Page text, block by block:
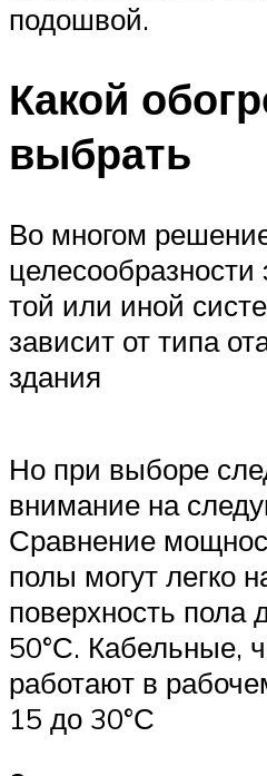
подошвой.
Какой
выбрать
Во многом
целесообразности
той или иной
зависит от типа
здания
Но при выборе
внимание на
Сравнение
полы могут легко
поверхность пола
50°С. Кабельные,
работают в
15 до 30°С